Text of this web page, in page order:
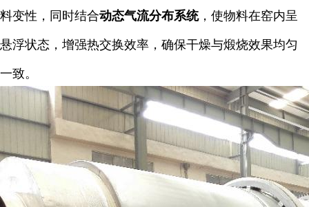
料变性，同时结合动态气流分布系统，使物料在窑内呈
悬浮状态，增强热交换效率，确保干燥与煅烧效果均匀
一致。